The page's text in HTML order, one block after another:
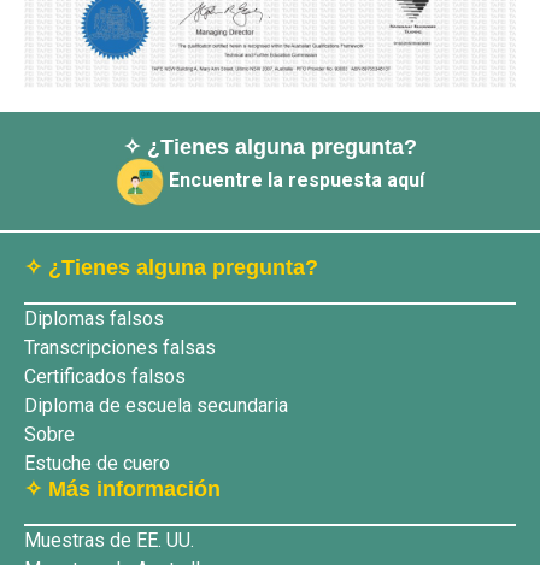
✧ ¿Tienes alguna pregunta?
Encuentre la respuesta aquí
✧ ¿Tienes alguna pregunta?
Diplomas falsos
Transcripciones falsas
Certificados falsos
Diploma de escuela secundaria
Sobre
Estuche de cuero
✧ Más información
Muestras de EE. UU.